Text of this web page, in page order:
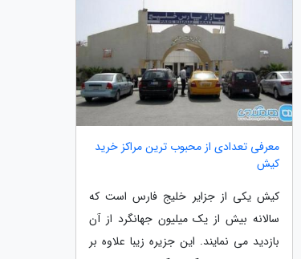
معرفی تعدادی از محبوب ترین مراکز خرید
کیش
کیش یکی از جزایر خلیج فارس است که
سالانه بیش از یک میلیون جهانگرد از آن
بازدید می نمایند. این جزیره زیبا علاوه بر